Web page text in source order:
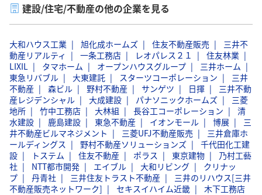
建設/住宅/不動産の他の企業を見る
大和ハウス工業 旭化成ホームズ 住友不動産販売
三井不
動産リアルティ
一条工務店 レオパレス２１
住友林業
LIXIL
タマホーム オープンハウスグループ
三井ホーム
東急リバブル
大東建託 スターツコーポレーション
三井
不動産
森ビル 野村不動産 サンゲツ 日揮
三井不動
産レジデンシャル
大成建設 パナソニックホームズ
三菱
地所
竹中工務店 大林組 長谷工コーポレーション
清
水建設
鹿島建設 東急不動産 イオンモール 博展
三
井不動産ビルマネジメント
三菱UFJ不動産販売
三井倉庫ホ
ールディングス
野村不動産ソリューションズ
千代田化工建
設
トステム 住友不動産 ポラス 東京建物
乃村工藝
社
NTT都市開発 エイブル 大和リビング
クリナッ
プ
丹青社 三井住友トラスト不動産
三井のリハウス[三井
不動産販売ネットワーク]
セキスイハイム近畿 木下工務店